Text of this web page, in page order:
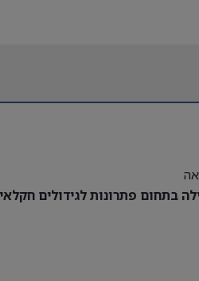
בתחום פתרונות לגידולים